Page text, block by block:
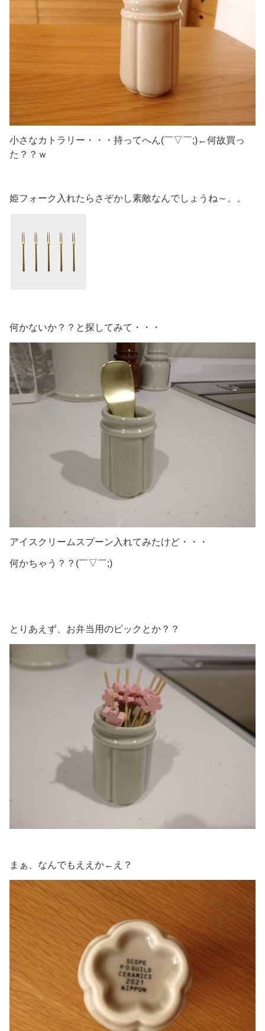
小さなカトラリー・・・持ってへん(￣▽￣;)←何故買っ
た？？ｗ
姫フォーク入れたらさぞかし素敵なんでしょうね～。。
何かないか？？と探してみて・・・
アイスクリームスプーン入れてみたけど・・・
何かちゃう？？(￣▽￣;)
とりあえず、お弁当用のピックとか？？
まぁ、なんでもええか←え？